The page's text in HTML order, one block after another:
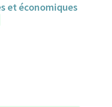
et économiques